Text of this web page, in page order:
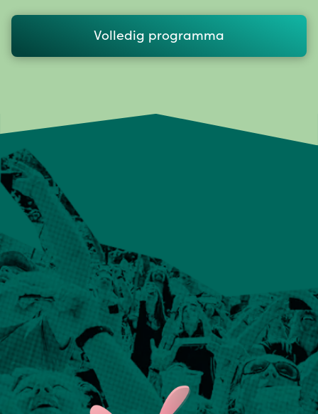
Volledig programma